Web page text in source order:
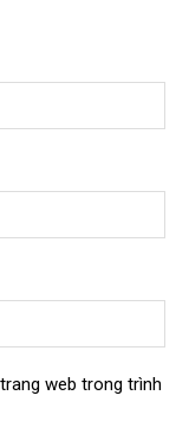
web trong trình